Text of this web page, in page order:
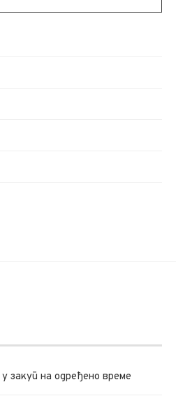
закуп на одређено време